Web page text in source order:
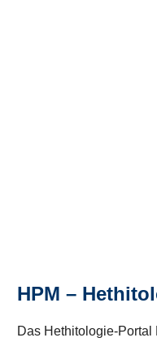
HPM –
Das Hethitologie-Portal